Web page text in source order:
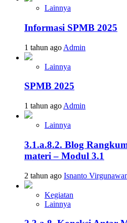
Lainnya
Informasi SPMB 2025
1 tahun ago Admin
Lainnya
SPMB 2025
1 tahun ago Admin
Lainnya
3.1.a.8.2. Blog
materi – Modul 3.1
2 tahun ago Isnanto
Kegiatan
Lainnya